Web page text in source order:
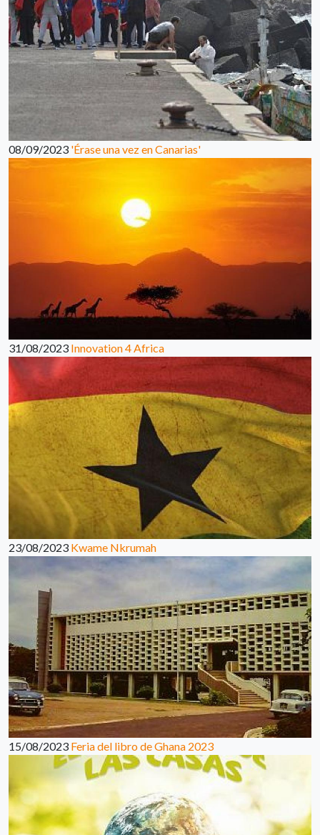
08/09/2023 'Érase una vez en Canarias'
31/08/2023 Innovation 4 Africa
23/08/2023 Kwame Nkrumah
15/08/2023 Feria del libro de Ghana 2023